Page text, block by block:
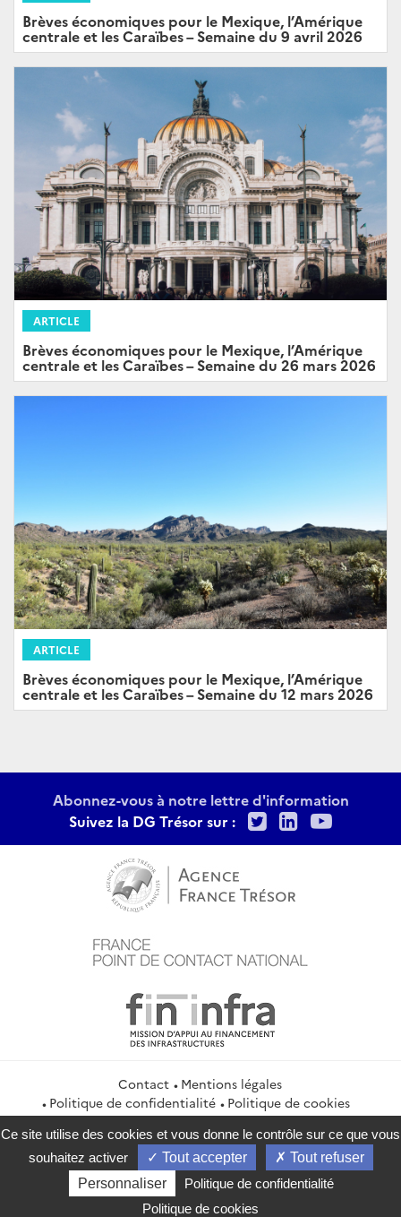
Brèves économiques pour le Mexique, l’Amérique
centrale et les Caraïbes – Semaine du 9 avril 2026
ARTICLE
Brèves économiques pour le Mexique, l’Amérique
centrale et les Caraïbes – Semaine du 26 mars 2026
ARTICLE
Brèves économiques pour le Mexique, l’Amérique
centrale et les Caraïbes – Semaine du 12 mars 2026
Abonnez-vous à notre lettre d'information
Suivez la DG Trésor sur :
TwitterLinkedIn
Contact
Mentions légales
Politique de confidentialité
Politique de cookies
Gestion des cookies
Flux RSS
service-public.gouv.fr
legifrance.gouv.fr
info.gouv.fr
data.gouv.fr
2026 Direction générale du Trésor
Ce site utilise des cookies et vous donne le contrôle sur ce que vous
souhaitez activer
Tout accepter
Tout refuser
Personnaliser
Politique de confidentialité
Politique de cookies